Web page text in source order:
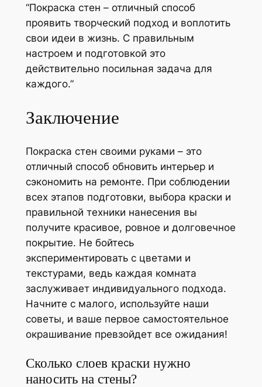
“Покраска стен – отличный способ
проявить творческий подход и воплотить
свои идеи в жизнь. С правильным
настроем и подготовкой это
действительно посильная задача для
каждого.”
Заключение
Покраска стен своими руками – это
отличный способ обновить интерьер и
сэкономить на ремонте. При соблюдении
всех этапов подготовки, выбора краски и
правильной техники нанесения вы
получите красивое, ровное и долговечное
покрытие. Не бойтесь
экспериментировать с цветами и
текстурами, ведь каждая комната
заслуживает индивидуального подхода.
Начните с малого, используйте наши
советы, и ваше первое самостоятельное
окрашивание превзойдет все ожидания!
Сколько слоев краски нужно
наносить на стены?